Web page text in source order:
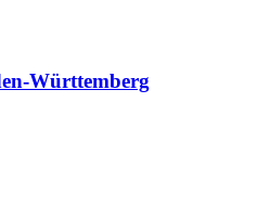
Württemberg